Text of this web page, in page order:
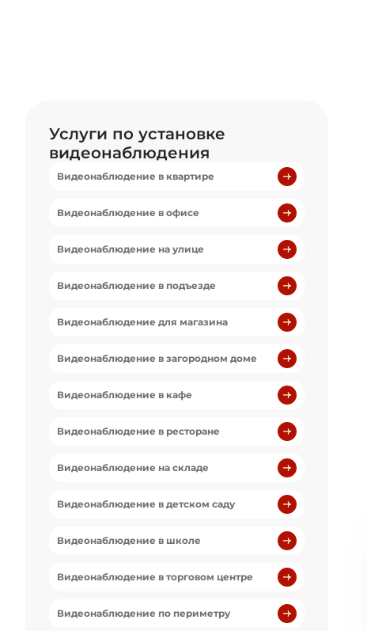
Услуги по установке
видеонаблюдения
Видеонаблюдение в квартире
Видеонаблюдение в офисе
Видеонаблюдение на улице
Видеонаблюдение в подъезде
Видеонаблюдение для магазина
Видеонаблюдение в загородном доме
Видеонаблюдение в кафе
Видеонаблюдение в ресторане
Видеонаблюдение на складе
Видеонаблюдение в детском саду
Видеонаблюдение в школе
Видеонаблюдение в торговом центре
Видеонаблюдение по периметру